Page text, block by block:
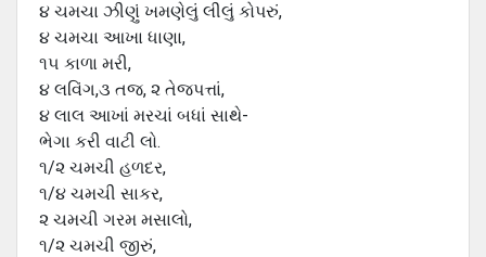
૪ ચમચા ઝીણું ખમણેલું લીલું કોપરું,
૪ ચમચા આખા ધાણા,
૧૫ કાળા મરી,
૪ લવિંગ,૩ તજ, ૨ તેજપત્તાં,
૪ લાલ આખાં મરચાં બધાં સાથે-
ભેગા કરી વાટી લો.
૧/૨ ચમચી હળદર,
૧/૪ ચમચી સાકર,
૨ ચમચી ગરમ મસાલો,
૧/૨ ચમચી જીરું,